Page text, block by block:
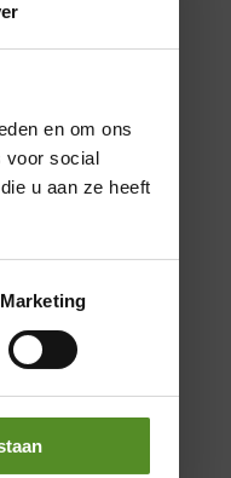
en om ons
voor social
u aan ze heeft
Marketing